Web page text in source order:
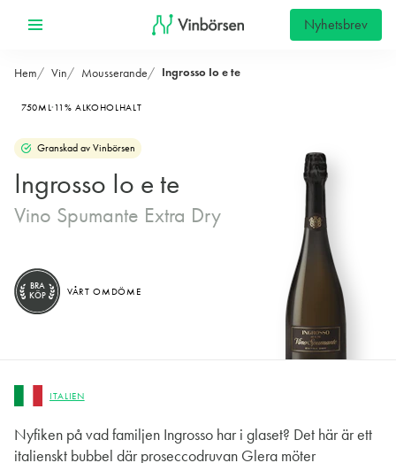
Nyhetsbrev
Hem Vin Mousserande Ingrosso Io e te
750ML 11% ALKOHOLHALT
Granskad av Vinbörsen
Ingrosso Io e te
Vino Spumante Extra Dry
ITALIEN
Nyfiken på vad familjen Ingrosso har i glaset? Det här är ett
italienskt bubbel där proseccodruvan Glera möter
BRA
KÖP
VÅRT OMDÖME